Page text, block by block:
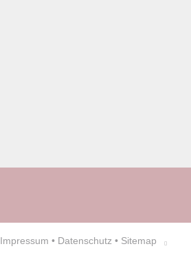
Impressum • Datenschutz • Sitemap